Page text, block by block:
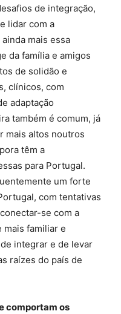
de integração,
lidar com a
mais essa
da família e amigos
de solidão e
clínicos, com
adaptação
também é comum, já
mais altos noutros
têm a
para Portugal.
um forte
com tentativas
se com a
mais familiar e
integrar e de levar
raízes do país de
comportam os